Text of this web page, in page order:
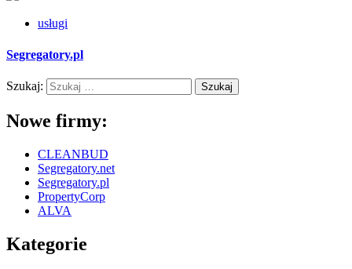
usługi
Segregatory.pl
Szukaj:
Nowe firmy:
CLEANBUD
Segregatory.net
Segregatory.pl
PropertyCorp
ALVA
Kategorie